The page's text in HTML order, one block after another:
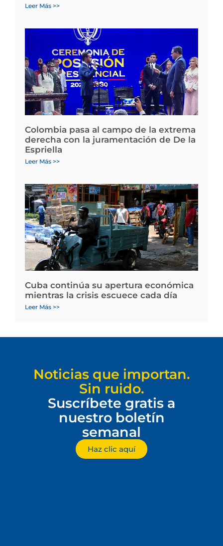
Leer Más >>
Colombia pasa al campo de la extrema
derecha con la juramentación de De la
Espriella
Leer Más >>
Cuba continúa su apertura económica
mientras la crisis escuece cada día
Leer Más >>
Noticias que importan.
Sin ruido.
Suscríbete gratis a
nuestro boletín
semanal
Haz clic aquí